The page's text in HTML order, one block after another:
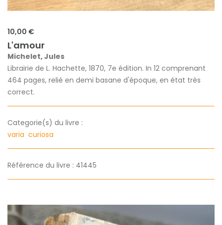
10,00 €
L'amour
Michelet, Jules
Librairie de L. Hachette, 1870, 7e édition. In 12 comprenant
464 pages, relié en demi basane d'époque, en état très
correct.
Categorie(s) du livre :
varia curiosa
Référence du livre : 41445